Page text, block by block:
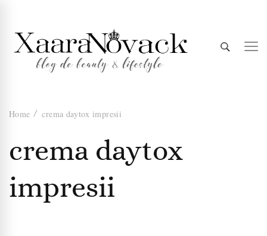
Xaara
Novack
Home crema daytox impresii
crema daytox
impresii